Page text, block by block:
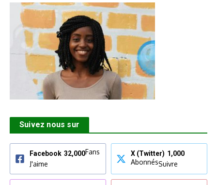
Suivez nous sur
Facebook 32,000Fans
J'aime
X (Twitter) 1,000
AbonnésSuivre